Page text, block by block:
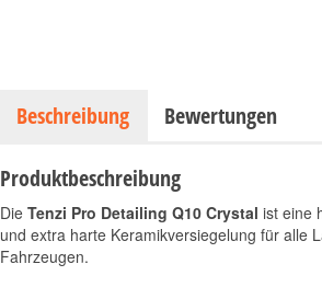
Beschreibung Bewertungen
Produktbeschreibung
Die Tenzi Pro Detailing Q10 Crystal ist eine
und extra harte Keramikversiegelung für alle
Fahrzeugen.